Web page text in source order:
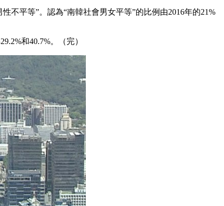
不平等”。認為“南韓社會男女平等”的比例由2016年的21%
和40.7%。（完）